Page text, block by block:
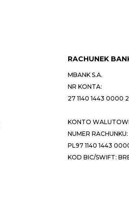
RACHUNEK
MBANK S.A.
NR KONTA:
27 1140 1443 0000
KONTO
NUMER RACHUNKU:
PL97 1140 1443
KOD BIC/SWIFT: